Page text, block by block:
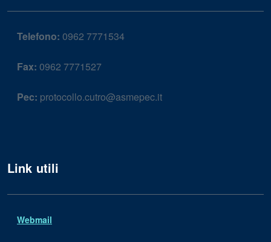
Telefono: 0962 7771534
Fax: 0962 7771527
Pec: protocollo.cutro@asmepec.it
Link utili
Webmail